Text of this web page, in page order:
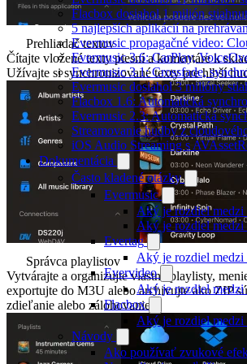
Flacbox dosiahol 1 milión
5 najlepších aplikácií na
Evermusic propagačné video:
Evermusic 3.6: CarPlay,
Evermusic 3.1: Crossfade,
Evermusic dosiahol 3 milióny
Flacbox 1.6: Automatická
Evermusic 2.3: Automatická
Streamovanie hudby z
iOS Audio Streaming s
Dokumentácia
Často kladené otázky
Evermusic
Aký je rozdiel medzi
Aký je rozdiel medzi
Evertag
Aký je rozdiel medzi
Evervideo
Aký je rozdiel medzi
Flacbox
Aký je rozdiel medzi
Návody
Ako používať zvukové
Prehliadač textov
Čítajte vložené texty piesní a komentáre k
Užívajte si synchronizované texty pre hlbší
Správca playlistov
Vytvárajte a organizujte vlastné playlisty,
exportujte do M3U alebo archivujte ako ZIP
zdieľanie alebo zálohovanie.